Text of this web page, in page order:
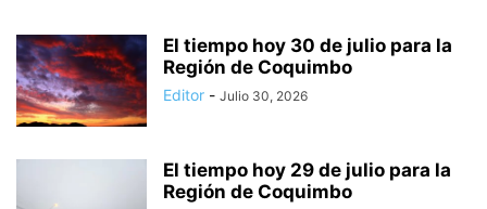
El tiempo hoy 30 de julio para la
Región de Coquimbo
Editor - Julio 30, 2026
El tiempo hoy 29 de julio para la
Región de Coquimbo